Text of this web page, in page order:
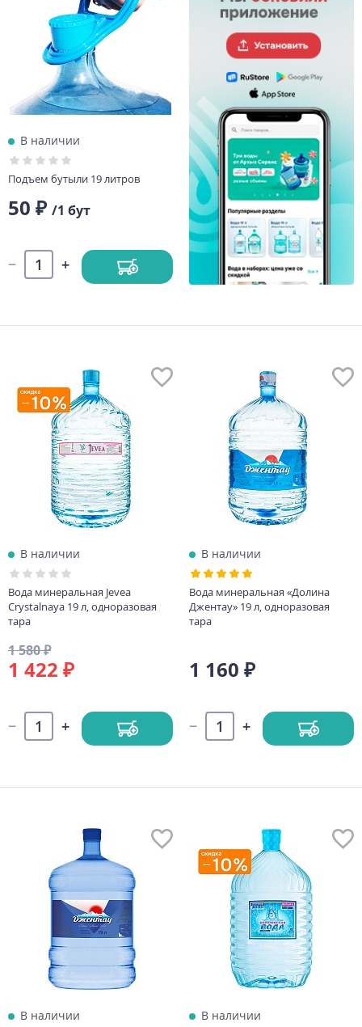
В наличии
Подъем бутыли 19 литров
50 ₽ /1 бут
В наличии
Вода минеральная Jevea
Crystalnaya 19 л, одноразовая
тара
1 580 ₽
1 422 ₽
В наличии
Вода минеральная «Долина
Джентау» 19 л, одноразовая
тара
1 160 ₽
В наличии В наличии